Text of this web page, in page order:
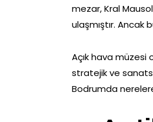
mezar, Kral
ulaşmıştır. Ancak
Açık hava müzesi
stratejik ve
Bodrumda